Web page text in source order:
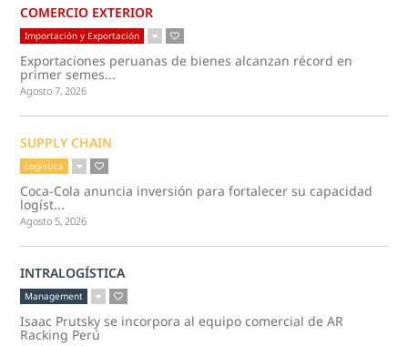
COMERCIO EXTERIOR
Importación y Exportación
Exportaciones peruanas de bienes alcanzan récord en
primer semes...
Agosto 7, 2026
SUPPLY CHAIN
Logística
Coca-Cola anuncia inversión para fortalecer su capacidad
logíst...
Agosto 5, 2026
INTRALOGÍSTICA
Management
Isaac Prutsky se incorpora al equipo comercial de AR
Racking Perú